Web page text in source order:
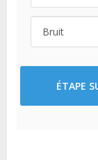
ÉTAPE